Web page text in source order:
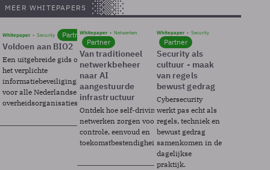
MEER WHITEPAPERS
Whitepaper Security Partner
Voldoen aan BIO2
Een uitgebreide gids over BIO2,
het verplichte
informatiebeveiligingsframework
voor alle Nederlandse
overheidsorganisaties.
Whitepaper Netwerken
Partner
Van traditioneel
netwerkbeheer
naar AI
aangestuurde
infrastructuur
Ontdek hoe self-driving
netwerken zorgen voor
controle, eenvoud en
toekomstbestendigheid.
Whitepaper Security
Partner
Security als
cultuur - maak
van regels
bewust gedrag
Cybersecurity
werkt pas echt als
regels, techniek en
bewust gedrag
samenkomen in de
dagelijkse
praktijk.